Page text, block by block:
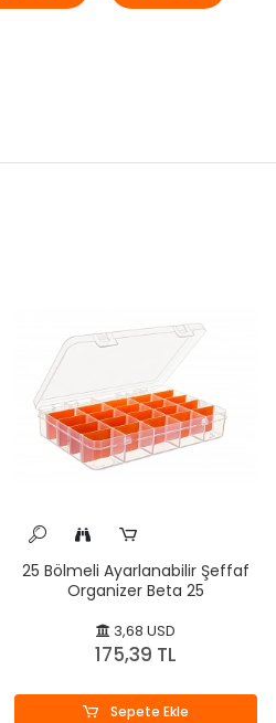
25 Bölmeli Ayarlanabilir Şeffaf
Organizer Beta 25
3,68 USD
175,39 TL
Sepete Ekle